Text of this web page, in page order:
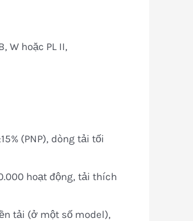
W hoặc PL II,
(PNP), dòng tải tối
hoạt động, tải thích
tải (ở một số model),